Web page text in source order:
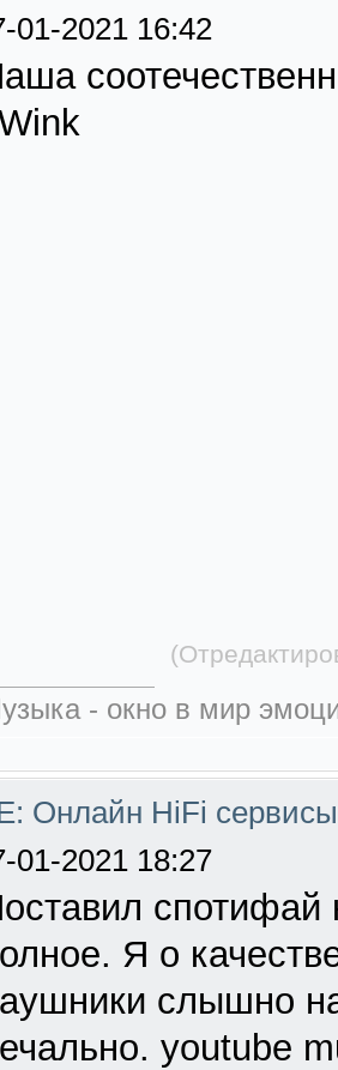
01-2021 16:42
- окно в мир
Онлайн HiFi
01-2021 18:27
Я о
слышно
youtube